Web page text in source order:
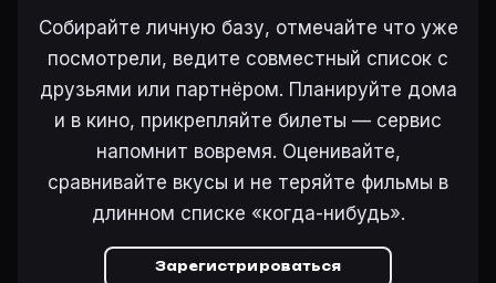
Собирайте личную базу, отмечайте что уже
посмотрели, ведите совместный список с
друзьями или партнёром. Планируйте дома
и в кино, прикрепляйте билеты — сервис
напомнит вовремя. Оценивайте,
сравнивайте вкусы и не теряйте фильмы в
длинном списке «когда-нибудь».
Зарегистрироваться